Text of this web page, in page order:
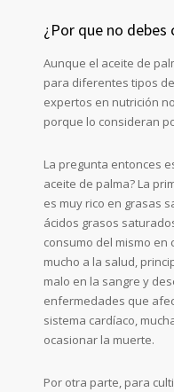
¿Por que no
Aunque el aceite de
para diferentes tipos
expertos en nutrición
porque lo consideran
La pregunta entonces
aceite de palma? La
es muy rico en grasas
ácidos grasos
consumo del mismo
mucho a la salud,
malo en la sangre y
enfermedades que
sistema cardíaco,
ocasionar la muerte.
Por otra parte, para